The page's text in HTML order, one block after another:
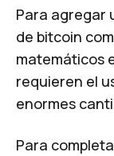
Para agregar
de bitcoin
matemáticos
requieren el
enormes
Para